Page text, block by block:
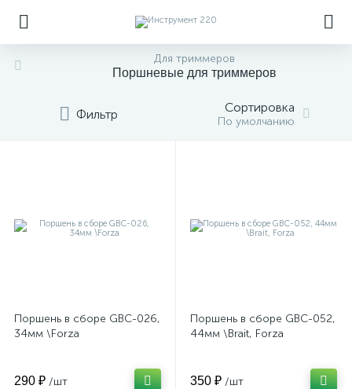
Для триммеров
Поршневые для триммеров
Фильтр Сортировка
По умолчанию
Поршень в сборе GBC-026,
34мм \Forza
290 ₽ /шт
Поршень в сборе GBC-052,
44мм \Brait, Forza
350 ₽ /шт